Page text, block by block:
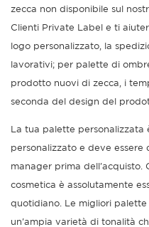
zecca non disponibile sul
Clienti Private Label e ti
logo personalizzato, la
lavorativi; per palette di
prodotto nuovi di zecca, i
seconda del design del
La tua palette personalizzata
personalizzato e deve essere
manager prima dell'acquisto.
cosmetica è assolutamente
quotidiano. Le migliori
un'ampia varietà di tonalità